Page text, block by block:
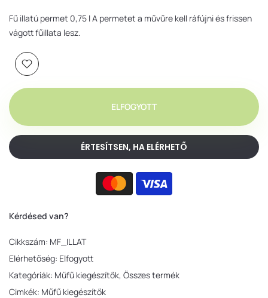
Fű illatú permet 0,75 l A permetet a művűre kell ráfújni és frissen
vágott fűillata lesz.
ELFOGYOTT
ÉRTESÍTSEN, HA ELÉRHETŐ
Kérdésed van?
Cikkszám: MF_ILLAT
Elérhetőség: Elfogyott
Kategóriák: Műfű kiegészítők Összes termék
Cimkék: Műfű kiegészítők